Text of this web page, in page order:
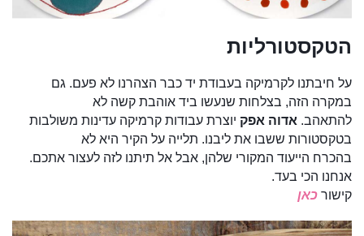
הטקסטורליות
על חיבתנו לקרמיקה בעבודת יד כבר הצהרנו לא פעם. גם
במקרה הזה, בצלחות שנעשו ביד אוהבת קשה לא
להתאהב. אדוה אפק יוצרת עבודות קרמיקה עדינות משולבות
בטקסטורות ששבו את ליבנו. תלייה על הקיר היא לא
בהכרח הייעוד המקורי שלהן, אבל אל תיתנו לזה לעצור אתכם.
אנחנו הכי בעד.
קישור כאן